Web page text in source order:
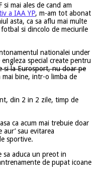
si mai ales de cand am
a IAA YP, m-am tot abonat
asta, ca sa aflu mai multe
si dincolo de meciurile
nationalei under
special create pentru
si la Eurosport, nu doar pe
mai bine, intr-o limba de
din 2 in 2 zile, timp de
ca acum mai trebuie doar
sau evitarea
sportive.
sa aduca un preot in
de pupat icoane